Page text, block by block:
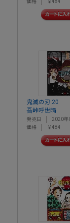
価格
￥484
鬼滅の刃 20
吾峠呼世晴
発売日
2020年
価格
￥484